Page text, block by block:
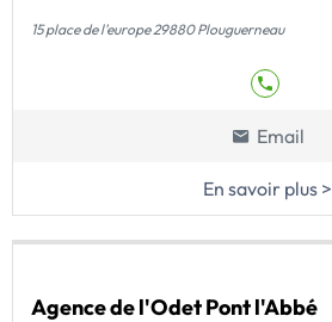
15 place de l'europe 29880 Plouguerneau
Email
En savoir plus >
Agence de l'Odet Pont l'Abbé